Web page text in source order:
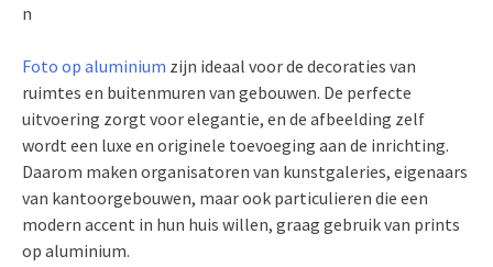
n
Foto op aluminium zijn ideaal voor de decoraties van
ruimtes en buitenmuren van gebouwen. De perfecte
uitvoering zorgt voor elegantie, en de afbeelding zelf
wordt een luxe en originele toevoeging aan de inrichting.
Daarom maken organisatoren van kunstgaleries, eigenaars
van kantoorgebouwen, maar ook particulieren die een
modern accent in hun huis willen, graag gebruik van prints
op aluminium.